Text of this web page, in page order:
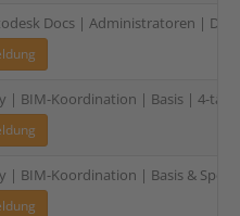
Docs | Administratoren | DE |
| BIM-Koordination | Basis | 4-tägig
| BIM-Koordination | Basis &